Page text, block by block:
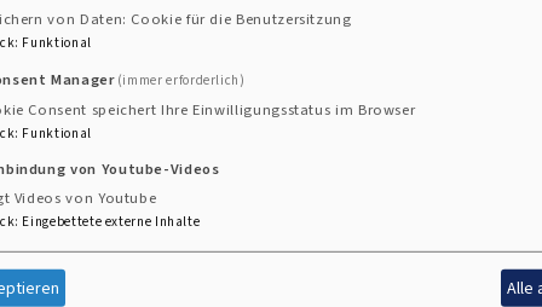
Kirchengemeinden und Einrichtungen über
innerhalb der ELKB bei der Anschaffung von z. B.
HKD Handelsgesellschaft
Deutschland mbH
von Daten: Cookie für die Benutzersitzung
: Funktional
Manager (immer erforderlich)
Consent speichert Ihre Einwilligungsstatus im Browser
: Funktional
von Youtube-Videos
Videos von Youtube
: Eingebettete externe Inhalte
Alle